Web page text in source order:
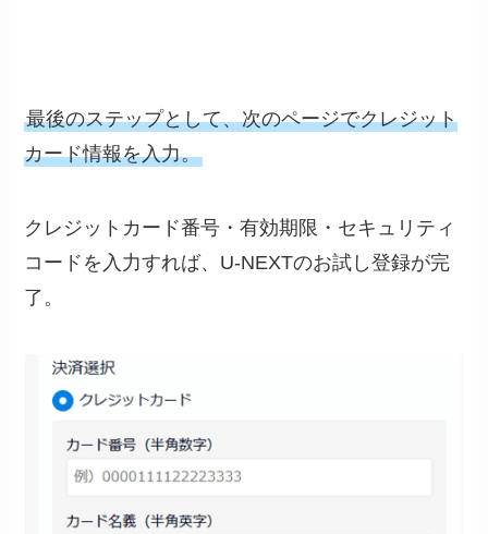
最後のステップとして、次のページでクレジット
カード情報を入力。
クレジットカード番号・有効期限・セキュリティ
コードを入力すれば、U-NEXTのお試し登録が完
了。